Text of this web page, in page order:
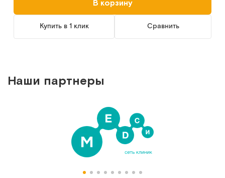
В корзину
Купить в 1 клик Сравнить
Наши партнеры